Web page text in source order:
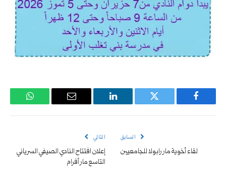
فيسبوك تويتر لينكدإن
البريد
واتساب
السابق
لقاء أخوية مار رابولا للجامعيين
التالي
إعلان افتتاح النادي الصيفي السرياني
التاسع مار أفرام